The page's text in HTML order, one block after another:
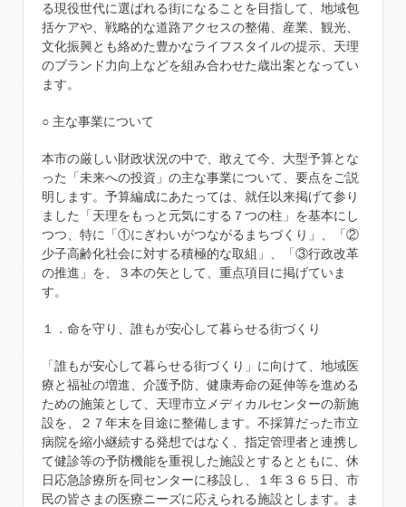
る現役世代に選ばれる街になることを目指して、地域包
括ケアや、戦略的な道路アクセスの整備、産業、観光、
文化振興とも絡めた豊かなライフスタイルの提示、天理
のブランド力向上などを組み合わせた歳出案となってい
ます。
○ 主な事業について
本市の厳しい財政状況の中で、敢えて今、大型予算とな
った「未来への投資」の主な事業について、要点をご説
明します。予算編成にあたっては、就任以来掲げて参り
ました「天理をもっと元気にする７つの柱」を基本にし
つつ、特に「①にぎわいがつながるまちづくり」、「②
少子高齢化社会に対する積極的な取組」、「③行政改革
の推進」を、３本の矢として、重点項目に掲げていま
す。
１．命を守り、誰もが安心して暮らせる街づくり
「誰もが安心して暮らせる街づくり」に向けて、地域医
療と福祉の増進、介護予防、健康寿命の延伸等を進める
ための施策として、天理市立メディカルセンターの新施
設を、２７年末を目途に整備します。不採算だった市立
病院を縮小継続する発想ではなく、指定管理者と連携し
て健診等の予防機能を重視した施設とするとともに、休
日応急診療所を同センターに移設し、１年３６５日、市
民の皆さまの医療ニーズに応えられる施設とします。ま